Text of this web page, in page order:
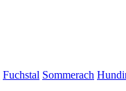
Fuchstal Sommerach